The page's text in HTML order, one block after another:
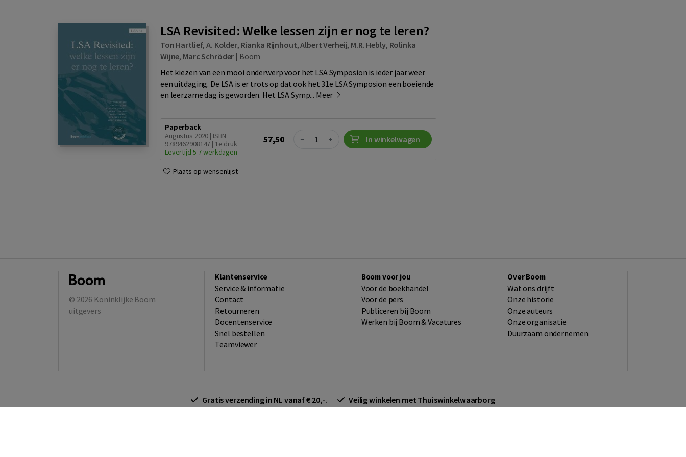
LSA Revisited: Welke lessen zijn er nog te leren?
Ton Hartlief,A. Kolder, Rianka Rijnhout,Albert Verheij, M.R. Hebly, Rolinka
Wijne, Marc Schröder | Boom
Het kiezen van een mooi onderwerp voor het LSA Symposion is ieder jaar weer
een uitdaging. De LSA is er trots op dat ook het 31e LSA Symposion een boeiende
en leerzame dag is geworden. Het LSA Symp... Meer
Paperback
Augustus 2020 | ISBN
9789462908147 | 1e druk
Levertijd 5-7 werkdagen
57,50 Quantity
− + In winkelwagen
Plaats op wensenlijst
© 2026 Koninklijke Boom
uitgevers
Klantenservice
Service & informatie
Contact
Retourneren
Docentenservice
Snel bestellen
Teamviewer
Boom voor jou
Voor de boekhandel
Voor de pers
Publiceren bij Boom
Werken bij Boom & Vacatures
Over Boom
Wat ons drijft
Onze historie
Onze auteurs
Onze organisatie
Duurzaam ondernemen
Gratis verzending in NL vanaf € 20,-. Veilig winkelen met Thuiswinkelwaarborg